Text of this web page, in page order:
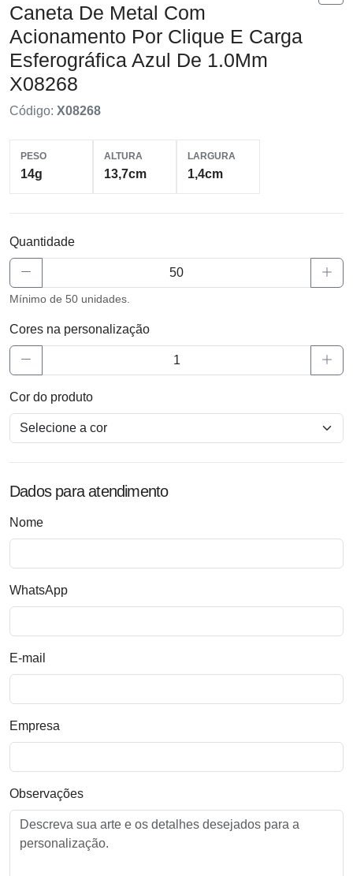
Caneta De Metal Com
Acionamento Por Clique E Carga
Esferográfica Azul De 1.0Mm
X08268
Código: X08268
PESO
14g
ALTURA
13,7cm
LARGURA
1,4cm
Quantidade
Mínimo de 50 unidades.
Cores na personalização
Cor do produto
Dados para atendimento
Nome
WhatsApp
E-mail
Empresa
Observações